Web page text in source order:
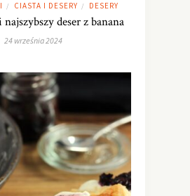
/ CIASTA I DESERY / DESERY
deser z banana
24 września 2024